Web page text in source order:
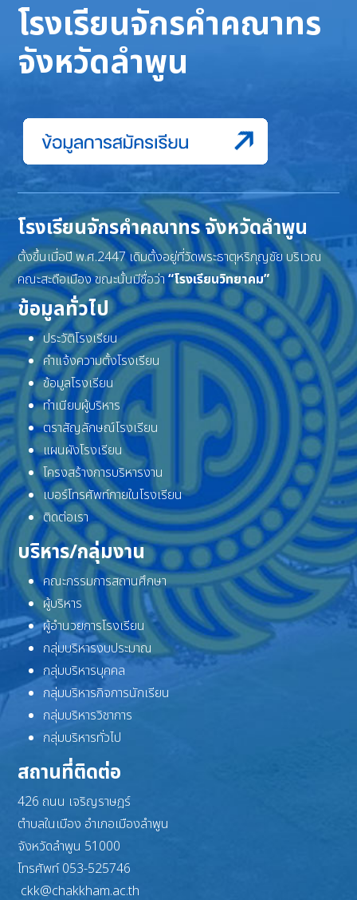
โรงเรียนจักรคำคณาทร
จังหวัดลำพูน
โรงเรียนจักรคำคณาทร จังหวัดลำพูน
ตั้งขึ้นเมื่อปี พ.ศ.2447 เดิมตั้งอยู่ที่วัดพระธาตุหริภุญชัย บริเวณ
คณะสะดือเมือง ขณะนั้นมีชื่อว่า“โรงเรียนวิทยาคม”
ข้อมูลทั่วไป
ประวัติโรงเรียน
คำแจ้งความตั้งโรงเรียน
ข้อมูลโรงเรียน
ทำเนียบผู้บริหาร
ตราสัญลักษณ์โรงเรียน
แผนผังโรงเรียน
โครงสร้างการบริหารงาน
เบอร์โทรศัพท์ภายในโรงเรียน
ติดต่อเรา
บริหาร/กลุ่มงาน
คณะกรรมการสถานศึกษา
ผู้บริหาร
ผู้อำนวยการโรงเรียน
กลุ่มบริหารงบประมาณ
กลุ่มบริหารบุคคล
กลุ่มบริหารกิจการนักเรียน
กลุ่มบริหารวิชาการ
กลุ่มบริหารทั่วไป
สถานที่ติดต่อ
426 ถนน เจริญราษฎร์
ตำบลในเมือง อำเภอเมืองลำพูน
จังหวัดลำพูน 51000
โทรศัพท์ 053-525746
ckk@chakkham.ac.th